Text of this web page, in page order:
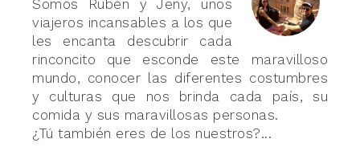
Somos Rubén y Jeny, unos
viajeros incansables a los que
les encanta descubrir cada
rinconcito que esconde este maravilloso
mundo, conocer las diferentes costumbres
y culturas que nos brinda cada país, su
comida y sus maravillosas personas.
¿Tú también eres de los nuestros?...